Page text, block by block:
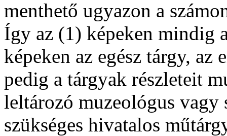
menthető ugyazon a
Így az (1) képeken mindig
képeken az egész tárgy, az
pedig a tárgyak részleteit
leltározó muzeológus
szükséges hivatalos